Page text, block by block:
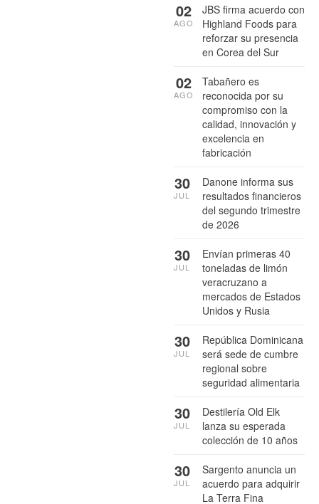
JBS firma acuerdo con
Highland Foods para
reforzar su presencia
en Corea del Sur
02
AGO
Tabañero es
reconocida por su
compromiso con la
calidad, innovación y
excelencia en
fabricación
02
AGO
Danone informa sus
resultados financieros
del segundo trimestre
de 2026
30
JUL
Envían primeras 40
toneladas de limón
veracruzano a
mercados de Estados
Unidos y Rusia
30
JUL
República Dominicana
será sede de cumbre
regional sobre
seguridad alimentaria
30
JUL
Destilería Old Elk
lanza su esperada
colección de 10 años
30
JUL
Sargento anuncia un
acuerdo para adquirir
La Terra Fina
30
JUL